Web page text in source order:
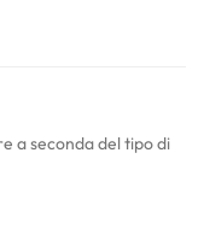
a seconda del tipo di